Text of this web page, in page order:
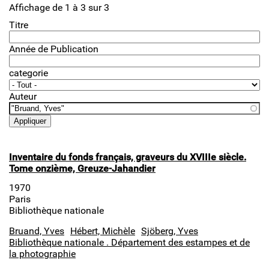
Affichage de 1 à 3 sur 3
Titre
Année de Publication
categorie
Auteur
Inventaire du fonds français, graveurs du XVIIIe siècle.
Tome onzième, Greuze-Jahandier
1970
Paris
Bibliothèque nationale
Bruand, Yves Hébert, Michèle Sjöberg, Yves
Bibliothèque nationale . Département des estampes et de
la photographie